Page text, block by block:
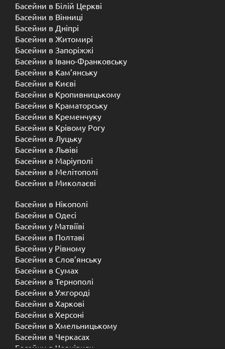
Басейни в Білій Церкві
Басейни в Вінниці
Басейни в Дніпрі
Басейни в Житомирі
Басейни в Запоріжжі
Басейни в Івано-Франковську
Басейни в Кам’янську
Басейни в Києві
Басейни в Кропивницькому
Басейни в Краматорську
Басейни в Кременчуку
Басейни в Крівому Рогу
Басейни в Луцьку
Басейни в Львіві
Басейни в Маріуполі
Басейни в Мелітополі
Басейни в Миколаєві
Басейни в Нікополі
Басейни в Одесі
Басейни у Матвіїві
Басейни в Полтаві
Басейни у ​​Рівному
Басейни в Слов’янську
Басейни в Сумах
Басейни в Тернополі
Басейни в Ужгороді
Басейни в Харкові
Басейни в Херсоні
Басейни в Хмельницькому
Басейни в Черкасах